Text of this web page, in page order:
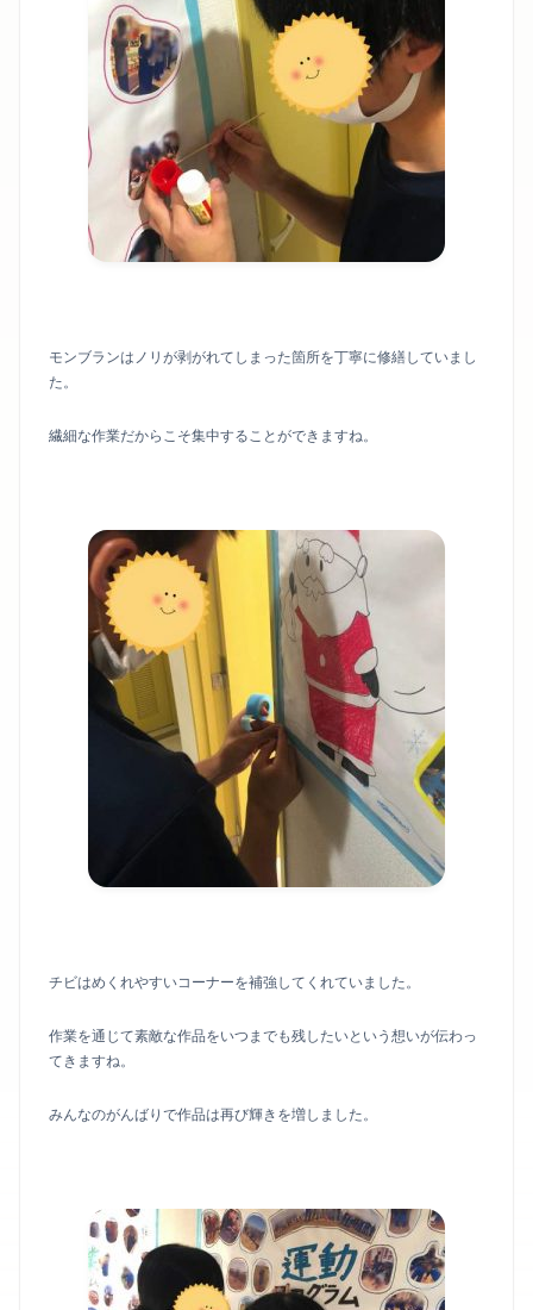
モンブランはノリが剥がれてしまった箇所を丁寧に修繕していまし
た。
繊細な作業だからこそ集中することができますね。
チビはめくれやすいコーナーを補強してくれていました。
作業を通じて素敵な作品をいつまでも残したいという想いが伝わっ
てきますね。
みんなのがんばりで作品は再び輝きを増しました。